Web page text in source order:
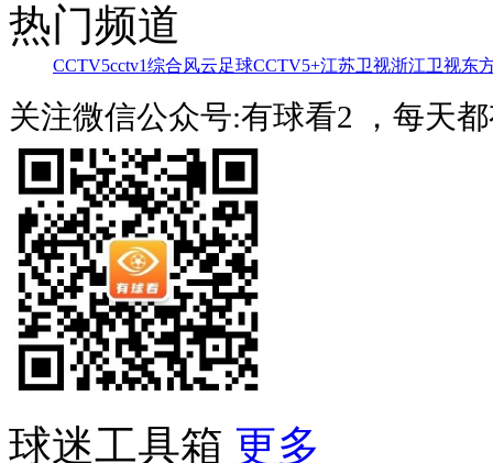
热门频道
CCTV5cctv1综合风云足球CCTV5+江苏卫视浙江卫视东
关注微信公众号:有球看2 ，每天
球迷工具箱 更多